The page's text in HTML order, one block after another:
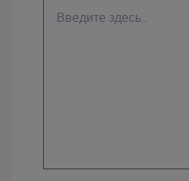
здесь...